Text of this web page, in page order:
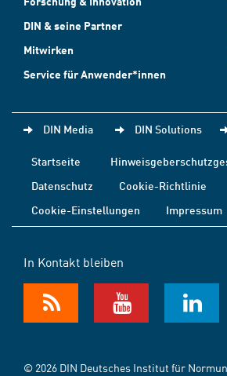
DIN & seine Partner
Mitwirken
Service für Anwender*innen
DIN Media DIN Solutions
Startseite
Datenschutz
Cookie-Richtlinie
Cookie-Einstellungen
Impressum
In Kontakt bleiben
© 2026 DIN Deutsches Institut für